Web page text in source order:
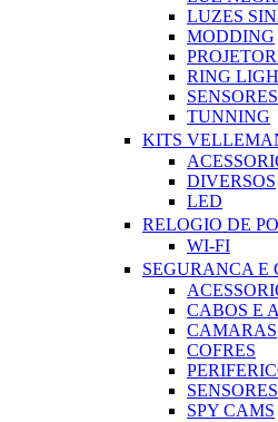
LUZES
MODDING
RING
SENSORES
TUNNING
KITS
DIVERSOS
LED
RELOGIO DE
WI-FI
SEGURANCA E
CABOS E
CAMARAS
COFRES
SENSORES
SPY CAMS